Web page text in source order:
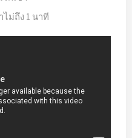
ไม่ถึง 1 นาที